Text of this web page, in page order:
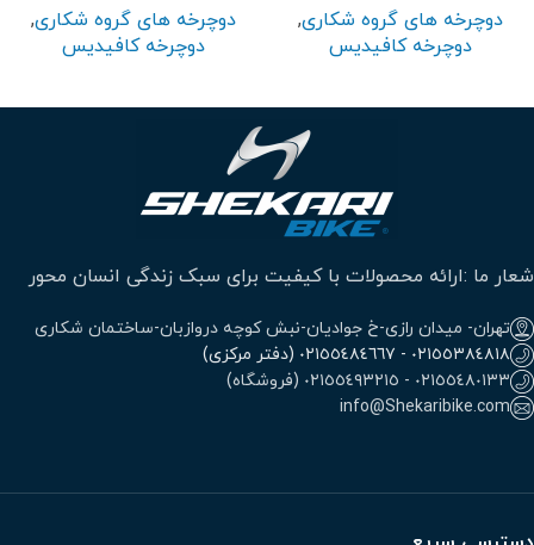
دوچرخه های گروه شکاری,
دوچرخه کافیدیس
دوچرخه های گروه شکاری,
دوچرخه کافیدیس
شعار ما :ارائه محصولات با کیفیت برای سبک زندگی انسان محور
تهران- میدان رازی-خ جوادیان-نبش کوچه دروازبان-ساختمان شکاری
٠٢١٥٥٣٨٤٨١٨ - ٠٢١٥٥٤٨٤٦٦٧ (دفتر مرکزی)
٠٢١٥٥٤٨٠١٣٣ - ٠٢١٥٥٤٩٣٢١٥ (فروشگاه)
info@Shekaribike.com